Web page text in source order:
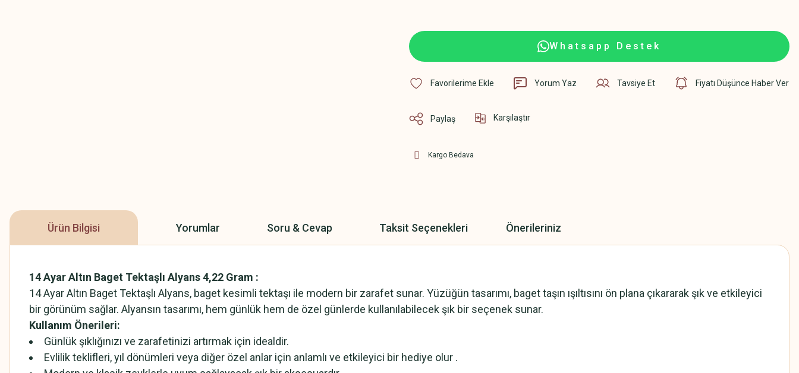
Whatsapp Destek
Yorum Yaz Tavsiye Et Fiyatı Düşünce Haber Ver
Paylaş Karşılaştır
Kargo Bedava
Ürün Bilgisi Yorumlar Soru & Cevap Taksit Seçenekleri Önerileriniz
14 Ayar Altın Baget Tektaşlı Alyans 4,22 Gram :
14 Ayar Altın Baget Tektaşlı Alyans, baget kesimli tektaşı ile modern bir zarafet sunar. Yüzüğün tasarımı, baget taşın ışıltısını ön plana çıkararak şık ve etkileyici
bir görünüm sağlar. Alyansın tasarımı, hem günlük hem de özel günlerde kullanılabilecek şık bir seçenek sunar.
Kullanım Önerileri:
Günlük şıklığınızı ve zarafetinizi artırmak için idealdir.
Evlilik teklifleri, yıl dönümleri veya diğer özel anlar için anlamlı ve etkileyici bir hediye olur .